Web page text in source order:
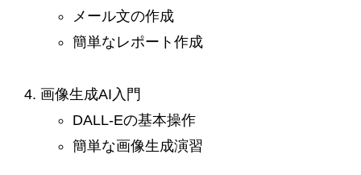
メール文の作成
簡単なレポート作成
画像生成AI入門
DALL-Eの基本操作
簡単な画像生成演習